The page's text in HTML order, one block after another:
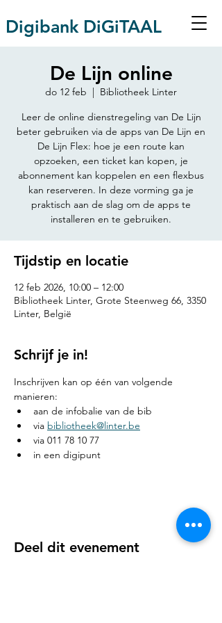
Digibank DiGiTAAL
De Lijn online
do 12 feb
  |
Bibliotheek Linter
Leer de online dienstregeling van De Lijn
beter gebruiken via de apps van De Lijn en
De Lijn Flex: hoe je een route kan
opzoeken, een ticket kan kopen, je
abonnement kan koppelen en een flexbus
kan reserveren. In deze vorming ga je
praktisch aan de slag om de apps te
installeren en te gebruiken.
Tijdstip en locatie
12 feb 2026, 10:00 – 12:00
Bibliotheek Linter, Grote Steenweg 66, 3350
Linter, België
Schrijf je in!
Inschrijven kan op één van volgende
manieren:
aan de infobalie van de bib
via bibliotheek@linter.be
via 011 78 10 77
in een digipunt
Deel dit evenement